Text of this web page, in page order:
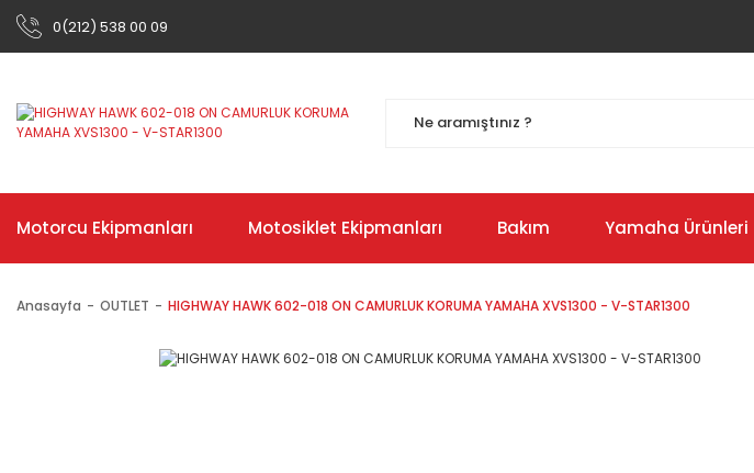
0(212) 538 00 09
Motorcu Ekipmanları Motosiklet Ekipmanları Bakım Yamaha Ürünleri
Anasayfa OUTLET HIGHWAY HAWK 602-018 ON CAMURLUK KORUMA YAMAHA XVS1300 - V-STAR1300